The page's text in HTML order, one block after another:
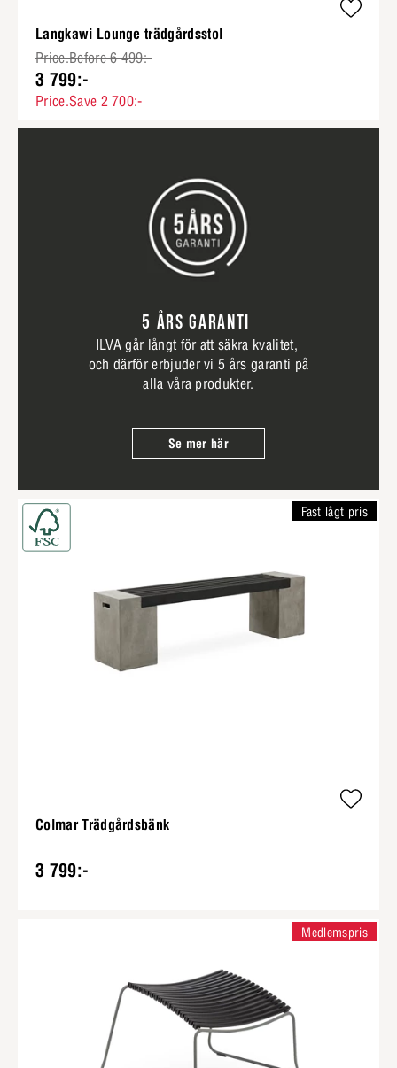
Langkawi Lounge trädgårdsstol
Price.Before 6 499:-
3 799:-
Price.Save 2 700:-
5 ÅRS GARANTI
ILVA går långt för att säkra kvalitet,
och därför erbjuder vi 5 års garanti på
alla våra produkter.
Se mer här
Colmar Trädgårdsbänk
3 799:-
Fast lågt pris
Medlemspris